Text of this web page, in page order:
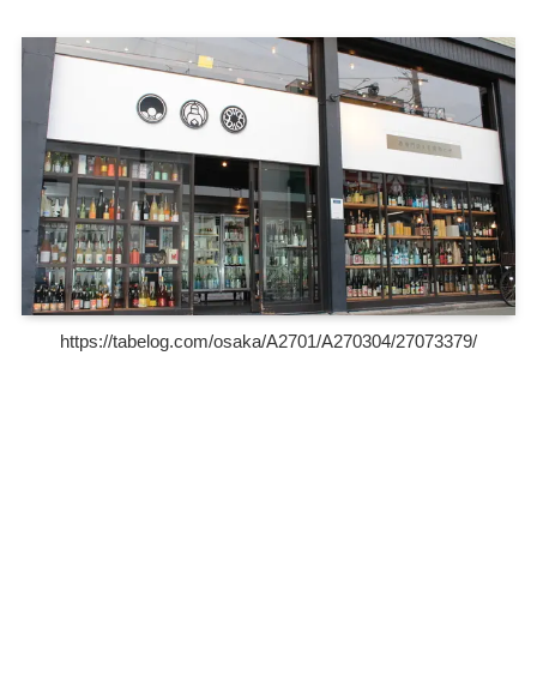
https://tabelog.com/osaka/A2701/A270304/27073379/